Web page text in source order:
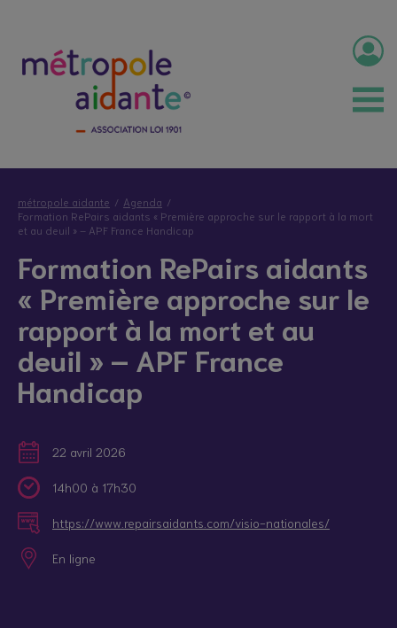
métropole aidante
Agenda
Formation RePairs aidants « Première approche sur le rapport à la mort
et au deuil » – APF France Handicap
Formation RePairs aidants
« Première approche sur le
rapport à la mort et au
deuil » – APF France
Handicap
22 avril 2026
14h00 à 17h30
https://www.repairsaidants.com/visio-nationales/
En ligne